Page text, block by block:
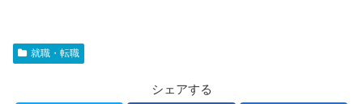
就職・転職
シェアする